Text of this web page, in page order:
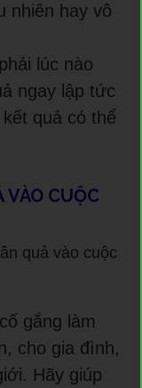
nhiên hay vô
lúc nào
ngay lập tức
quả có thể
VÀO CUỘC
quả vào cuộc
gắng làm
cho gia đình,
Hãy giúp